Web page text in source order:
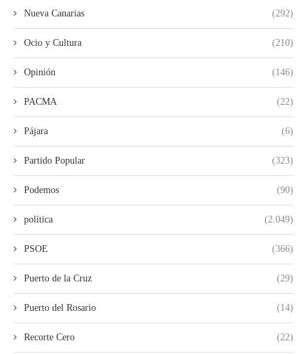
Nueva Canarias (292)
Ocio y Cultura (210)
Opinión (146)
PACMA (22)
Pájara (6)
Partido Popular (323)
Podemos (90)
política (2.049)
PSOE (366)
Puerto de la Cruz (29)
Puerto del Rosario (14)
Recorte Cero (22)